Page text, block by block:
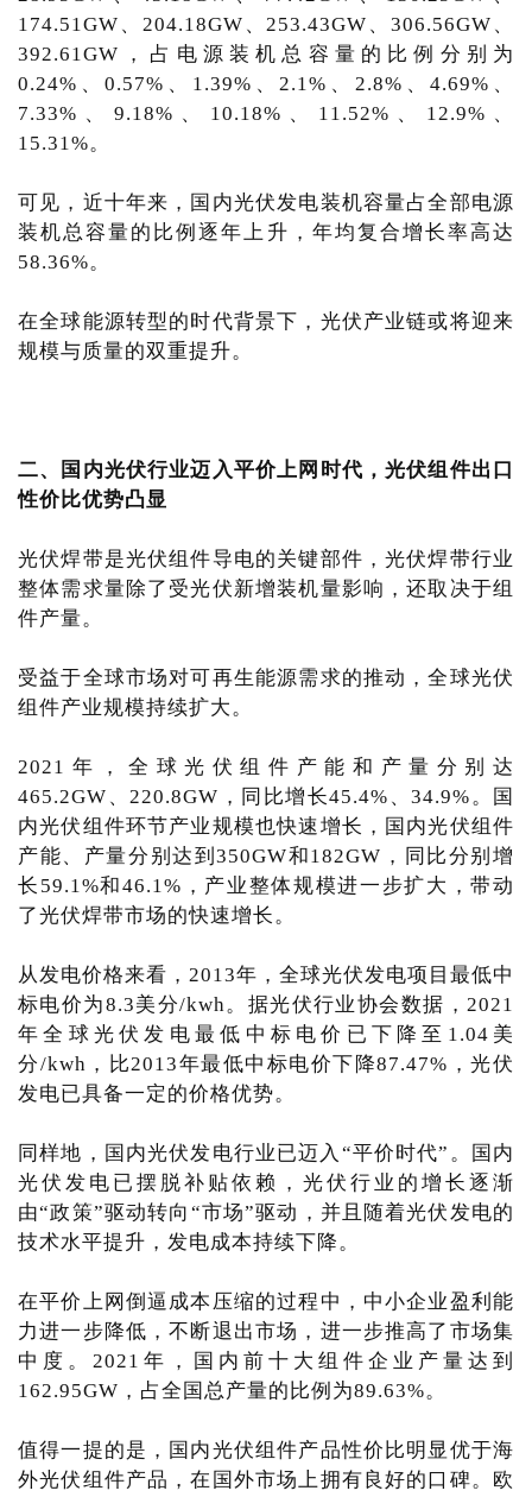
174.51GW、204.18GW、253.43GW、306.56GW、
392.61GW，占电源装机总容量的比例分别为
0.24%、0.57%、1.39%、2.1%、2.8%、4.69%、
7.33%、9.18%、10.18%、11.52%、12.9%、
15.31%。
可见，近十年来，国内光伏发电装机容量占全部电源
装机总容量的比例逐年上升，年均复合增长率高达
58.36%。
在全球能源转型的时代背景下，光伏产业链或将迎来
规模与质量的双重提升。
二、国内光伏行业迈入平价上网时代，光伏组件出口
性价比优势凸显
光伏焊带是光伏组件导电的关键部件，光伏焊带行业
整体需求量除了受光伏新增装机量影响，还取决于组
件产量。
受益于全球市场对可再生能源需求的推动，全球光伏
组件产业规模持续扩大。
2021年，全球光伏组件产能和产量分别达
465.2GW、220.8GW，同比增长45.4%、34.9%。国
内光伏组件环节产业规模也快速增长，国内光伏组件
产能、产量分别达到350GW和182GW，同比分别增
长59.1%和46.1%，产业整体规模进一步扩大，带动
了光伏焊带市场的快速增长。
从发电价格来看，2013年，全球光伏发电项目最低中
标电价为8.3美分/kwh。据光伏行业协会数据，2021
年全球光伏发电最低中标电价已下降至1.04美
分/kwh，比2013年最低中标电价下降87.47%，光伏
发电已具备一定的价格优势。
同样地，国内光伏发电行业已迈入“平价时代”。国内
光伏发电已摆脱补贴依赖，光伏行业的增长逐渐
由“政策”驱动转向“市场”驱动，并且随着光伏发电的
技术水平提升，发电成本持续下降。
在平价上网倒逼成本压缩的过程中，中小企业盈利能
力进一步降低，不断退出市场，进一步推高了市场集
中度。2021年，国内前十大组件企业产量达到
162.95GW，占全国总产量的比例为89.63%。
值得一提的是，国内光伏组件产品性价比明显优于海
外光伏组件产品，在国外市场上拥有良好的口碑。欧